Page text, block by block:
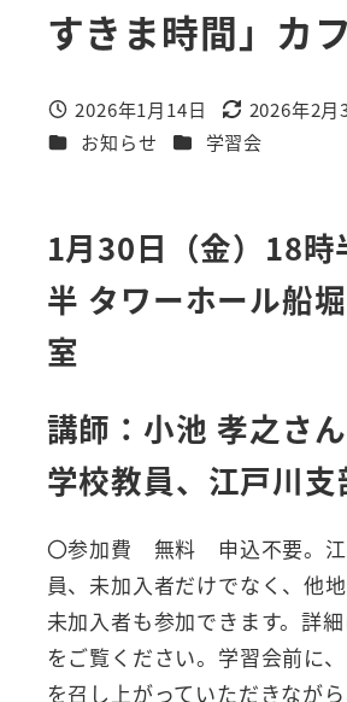
すきま時間」カ
投稿日
2026年1月14日
更新日
2026年2月
カテゴリー
お知らせ カテゴリー
学習会
1月30日（金）18時
半 タワーホール船
室
講師：小池 孝之さ
学校教員、江戸川支
〇参加費 無料 申込不要。江
員、未加入者だけでなく、他地
未加入者も参加できます。詳
をご覧ください。学習会前に
を召し上がっていただきなが